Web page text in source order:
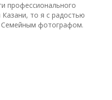
профессионального
то я с радостью
фотографом.